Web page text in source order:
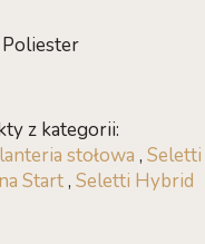
Poliester
z kategorii:
stołowa , Seletti
Start, Seletti Hybrid